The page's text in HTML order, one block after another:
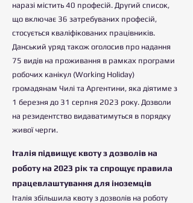
наразі містить 40 професій. Другий список,
що включає 36 затребуваних професій,
стосується кваліфікованих працівників.
Данський уряд також оголосив про надання
75 видів на проживання в рамках програми
робочих канікул (Working Holiday)
громадянам Чилі та Аргентини, яка діятиме з
1 березня до 31 серпня 2023 року. Дозволи
на резидентство видаватимуться в порядку
живої черги.
Італія підвищує квоту з дозволів на
роботу на 2023 рік та спрощує правила
працевлаштування для іноземців
Італія збільшила квоту з дозволів на роботу